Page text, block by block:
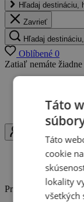
Hľadaj destináciu,
Zavrieť
Hľadaj
Oblíbené 0
Zatiaľ nemáte
Uživatel
Prihláste sa
Registrujte sa
Prihláste sa a užite
Táto
Táto
cookie
lokality
všetkých